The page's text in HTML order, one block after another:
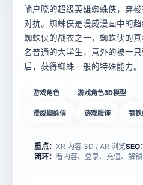
喻户晓的超级英雄蜘蛛侠，穿
对抗。蜘蛛侠是漫威漫画中的
蜘蛛侠的战衣之一，蜘蛛侠的
名普通的大学生，意外的被一
后，获得蜘蛛一般的特殊能力。
游戏角色 游戏角色3D模型
漫威蜘蛛侠 游戏服饰 钢
重点： XR 内容 3D / AR 浏览SEO：
闭环： 看内容、登录、充值、解锁